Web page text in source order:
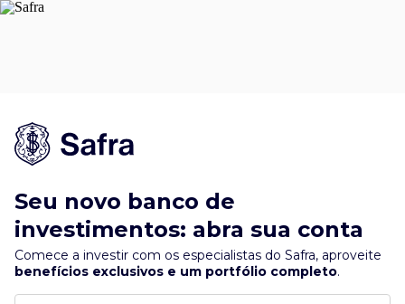
Seu novo banco de
investimentos: abra sua conta
Comece a investir com os especialistas do Safra, aproveite
benefícios exclusivos e um portfólio completo.